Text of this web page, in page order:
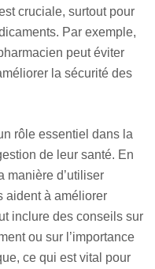
cruciale, surtout pour
Par exemple,
peut éviter
la sécurité des
rôle essentiel dans la
de leur santé. En
manière d’utiliser
aident à améliorer
inclure des conseils sur
ou sur l’importance
ce qui est vital pour